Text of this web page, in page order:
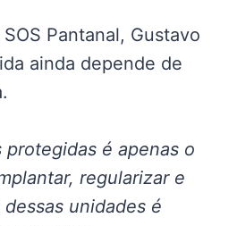
Pantanal, Gustavo
ainda depende de
protegidas é apenas o
regularizar e
unidades é